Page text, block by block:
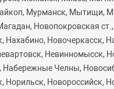
Мурманск, Мытищи,
Новопокровская
Нахабино, Новочеркасск,
Невинномысск,
Набережные Челны,
Норильск, Новороссийск,